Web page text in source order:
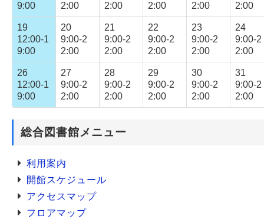
9:00
2:00
2:00
2:00
2:00
2:00
19
12:00-1
9:00
20
9:00-2
2:00
21
9:00-2
2:00
22
9:00-2
2:00
23
9:00-2
2:00
24
9:00-2
2:00
26
12:00-1
9:00
27
9:00-2
2:00
28
9:00-2
2:00
29
9:00-2
2:00
30
9:00-2
2:00
31
9:00-2
2:00
総合図書館メニュー
利用案内
開館スケジュール
アクセスマップ
フロアマップ